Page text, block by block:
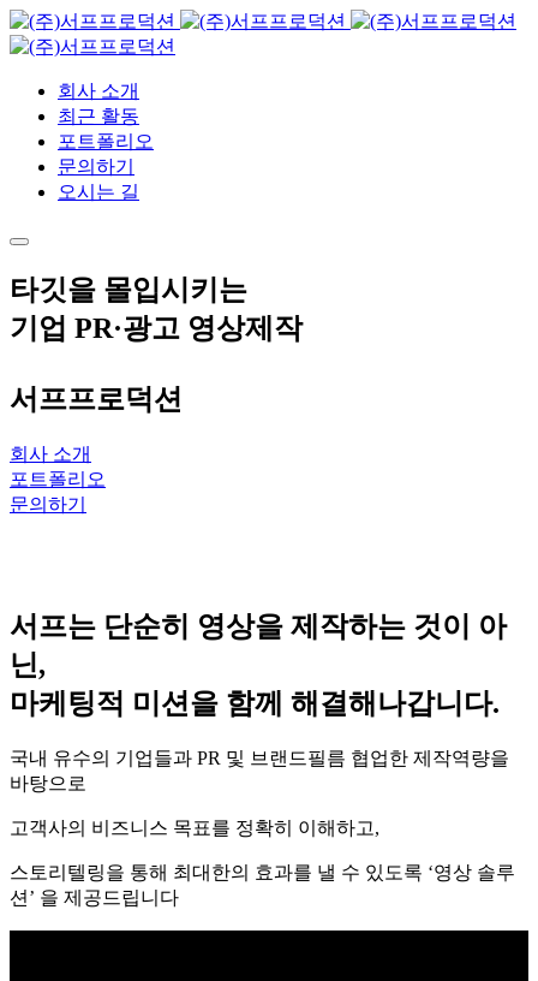
회사 소개
최근 활동
포트폴리오
문의하기
오시는 길
타깃을 몰입시키는
기업 PR·광고 영상제작
서프프로덕션
회사 소개
포트폴리오
문의하기
서프는 단순히 영상을 제작하는 것이 아
닌,
마케팅적 미션을 함께 해결해나갑니다.
국내 유수의 기업들과 PR 및 브랜드필름 협업한 제작역량을
바탕으로
고객사의 비즈니스 목표를 정확히 이해하고,
스토리텔링을 통해 최대한의 효과를 낼 수 있도록 ‘영상 솔루
션’ 을 제공드립니다